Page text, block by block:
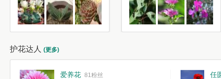
护花达人 (更多)
爱养花 81粉丝
任